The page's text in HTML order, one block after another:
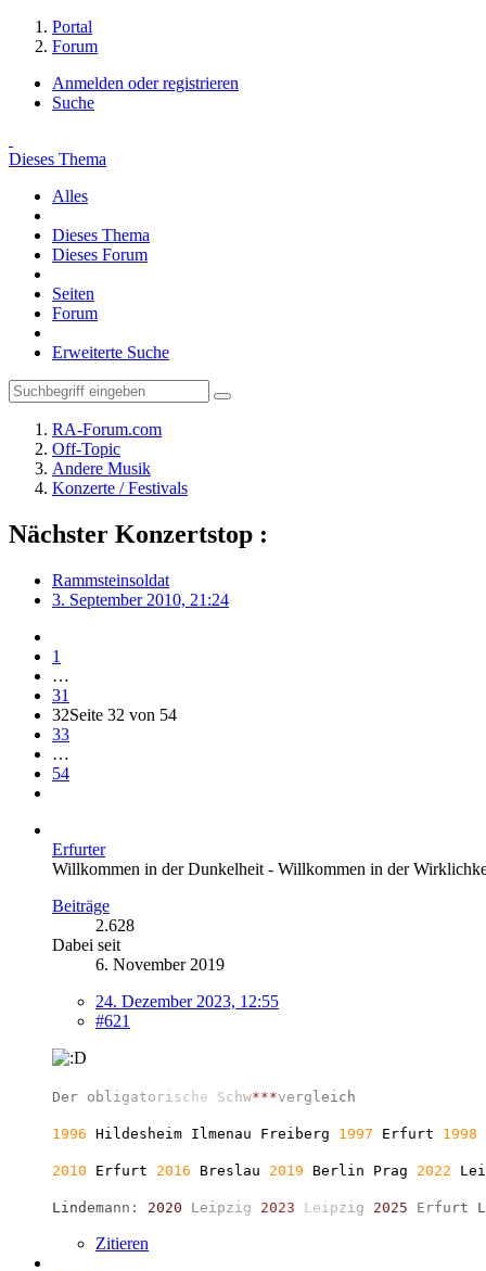
Portal
Forum
Anmelden oder registrieren
Suche
Dieses Thema
Alles
Dieses Thema
Dieses Forum
Seiten
Forum
Erweiterte Suche
RA-Forum.com
Off-Topic
Andere Musik
Konzerte / Festivals
Nächster Konzertstop :
Rammsteinsoldat
3. September 2010, 21:24
1
…
31
32Seite 32 von 54
33
…
54
Erfurter
Willkommen in der Dunkelheit - Willkommen in der
Beiträge
2.628
Dabei seit
6. November 2019
24. Dezember 2023, 12:55
#621
De r o b l i gato ri sc he Sc hw***ve rg l ei c h
1996 Hildesheim Ilmenau Freiberg 1997 Erfurt 1998
2010 Erfurt 2016 Breslau 2019 Berlin Prag 2022
L i ndemann : 2020 L ei pzi g 2023 L ei pzi g 2025 E rfu rt L
Zitieren